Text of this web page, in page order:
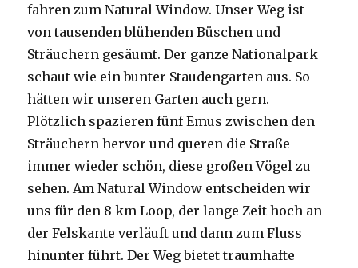
fahren zum Natural Window. Unser Weg ist
von tausenden blühenden Büschen und
Sträuchern gesäumt. Der ganze Nationalpark
schaut wie ein bunter Staudengarten aus. So
hätten wir unseren Garten auch gern.
Plötzlich spazieren fünf Emus zwischen den
Sträuchern hervor und queren die Straße –
immer wieder schön, diese großen Vögel zu
sehen. Am Natural Window entscheiden wir
uns für den 8 km Loop, der lange Zeit hoch an
der Felskante verläuft und dann zum Fluss
hinunter führt. Der Weg bietet traumhafte